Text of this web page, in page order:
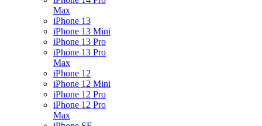
Max
iPhone 13
iPhone 13 Mini
iPhone 13 Pro
iPhone 13 Pro
Max
iPhone 12
iPhone 12 Mini
iPhone 12 Pro
iPhone 12 Pro
Max